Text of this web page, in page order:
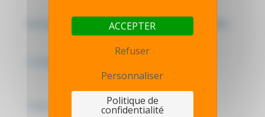
Mentions légales - Politique de confidentialité
ACCEPTER
Refuser
Personnaliser
Politique de
confidentialité